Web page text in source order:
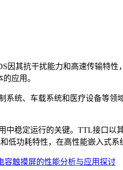
因其抗干扰能力和高速传输特
应用。
、车载系统和医疗设备等领
定运行的关键。TTL接口以
低功耗特性，在高性能嵌入式
容触摸屏的性能分析与应用探讨